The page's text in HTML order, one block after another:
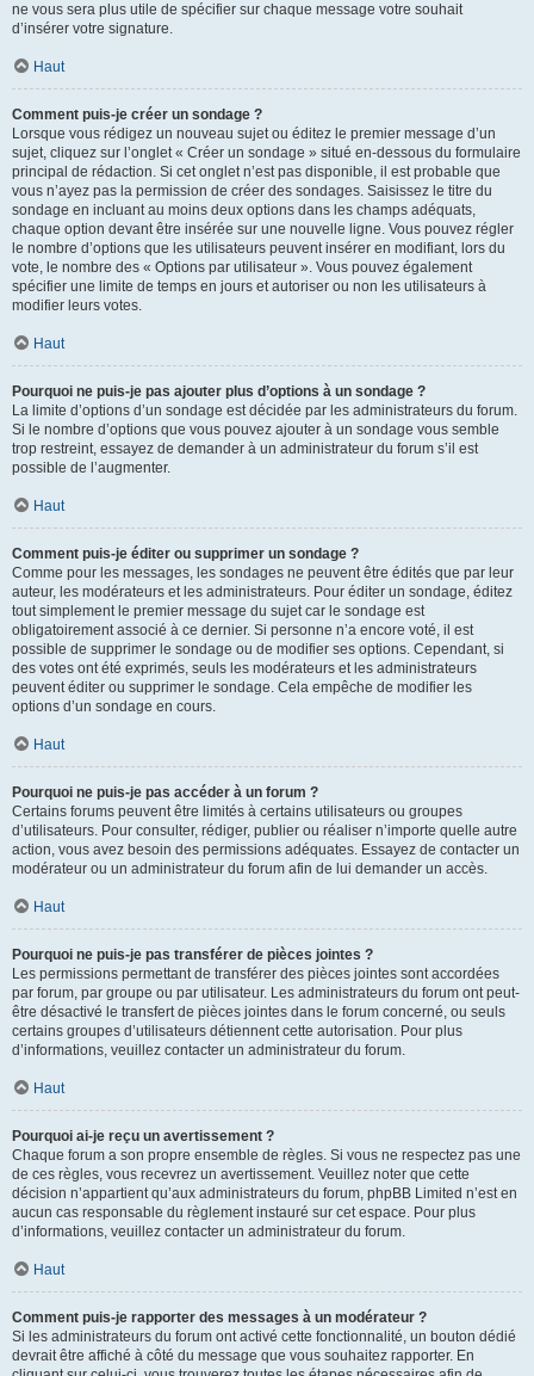
ne vous sera plus utile de spécifier sur chaque message votre souhait
d’insérer votre signature.
Haut
Comment puis-je créer un sondage ?
Lorsque vous rédigez un nouveau sujet ou éditez le premier message d’un
sujet, cliquez sur l’onglet « Créer un sondage » situé en-dessous du formulaire
principal de rédaction. Si cet onglet n’est pas disponible, il est probable que
vous n’ayez pas la permission de créer des sondages. Saisissez le titre du
sondage en incluant au moins deux options dans les champs adéquats,
chaque option devant être insérée sur une nouvelle ligne. Vous pouvez régler
le nombre d’options que les utilisateurs peuvent insérer en modifiant, lors du
vote, le nombre des « Options par utilisateur ». Vous pouvez également
spécifier une limite de temps en jours et autoriser ou non les utilisateurs à
modifier leurs votes.
Haut
Pourquoi ne puis-je pas ajouter plus d’options à un sondage ?
La limite d’options d’un sondage est décidée par les administrateurs du forum.
Si le nombre d’options que vous pouvez ajouter à un sondage vous semble
trop restreint, essayez de demander à un administrateur du forum s’il est
possible de l’augmenter.
Haut
Comment puis-je éditer ou supprimer un sondage ?
Comme pour les messages, les sondages ne peuvent être édités que par leur
auteur, les modérateurs et les administrateurs. Pour éditer un sondage, éditez
tout simplement le premier message du sujet car le sondage est
obligatoirement associé à ce dernier. Si personne n’a encore voté, il est
possible de supprimer le sondage ou de modifier ses options. Cependant, si
des votes ont été exprimés, seuls les modérateurs et les administrateurs
peuvent éditer ou supprimer le sondage. Cela empêche de modifier les
options d’un sondage en cours.
Haut
Pourquoi ne puis-je pas accéder à un forum ?
Certains forums peuvent être limités à certains utilisateurs ou groupes
d’utilisateurs. Pour consulter, rédiger, publier ou réaliser n’importe quelle autre
action, vous avez besoin des permissions adéquates. Essayez de contacter un
modérateur ou un administrateur du forum afin de lui demander un accès.
Haut
Pourquoi ne puis-je pas transférer de pièces jointes ?
Les permissions permettant de transférer des pièces jointes sont accordées
par forum, par groupe ou par utilisateur. Les administrateurs du forum ont peut-
être désactivé le transfert de pièces jointes dans le forum concerné, ou seuls
certains groupes d’utilisateurs détiennent cette autorisation. Pour plus
d’informations, veuillez contacter un administrateur du forum.
Haut
Pourquoi ai-je reçu un avertissement ?
Chaque forum a son propre ensemble de règles. Si vous ne respectez pas une
de ces règles, vous recevrez un avertissement. Veuillez noter que cette
décision n’appartient qu’aux administrateurs du forum, phpBB Limited n’est en
aucun cas responsable du règlement instauré sur cet espace. Pour plus
d’informations, veuillez contacter un administrateur du forum.
Haut
Comment puis-je rapporter des messages à un modérateur ?
Si les administrateurs du forum ont activé cette fonctionnalité, un bouton dédié
devrait être affiché à côté du message que vous souhaitez rapporter. En